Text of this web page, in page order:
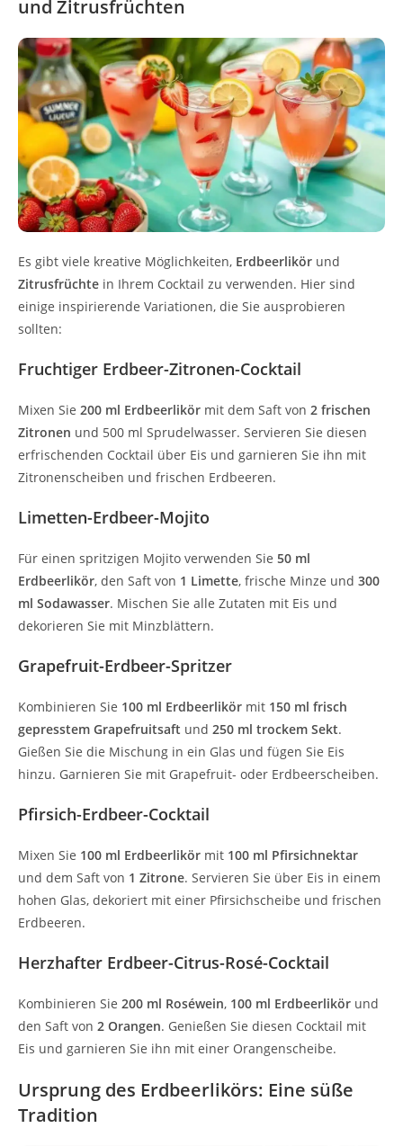
und Zitrusfrüchten
Es gibt viele kreative Möglichkeiten, Erdbeerlikör und
Zitrusfrüchte in Ihrem Cocktail zu verwenden. Hier sind
einige inspirierende Variationen, die Sie ausprobieren
sollten:
Fruchtiger Erdbeer-Zitronen-Cocktail
Mixen Sie 200 ml Erdbeerlikör mit dem Saft von 2 frischen
Zitronen und 500 ml Sprudelwasser. Servieren Sie diesen
erfrischenden Cocktail über Eis und garnieren Sie ihn mit
Zitronenscheiben und frischen Erdbeeren.
Limetten-Erdbeer-Mojito
Für einen spritzigen Mojito verwenden Sie 50 ml
Erdbeerlikör, den Saft von 1 Limette, frische Minze und 300
ml Sodawasser. Mischen Sie alle Zutaten mit Eis und
dekorieren Sie mit Minzblättern.
Grapefruit-Erdbeer-Spritzer
Kombinieren Sie 100 ml Erdbeerlikör mit 150 ml frisch
gepresstem Grapefruitsaft und 250 ml trockem Sekt.
Gießen Sie die Mischung in ein Glas und fügen Sie Eis
hinzu. Garnieren Sie mit Grapefruit- oder Erdbeerscheiben.
Pfirsich-Erdbeer-Cocktail
Mixen Sie 100 ml Erdbeerlikör mit 100 ml Pfirsichnektar
und dem Saft von 1 Zitrone. Servieren Sie über Eis in einem
hohen Glas, dekoriert mit einer Pfirsichscheibe und frischen
Erdbeeren.
Herzhafter Erdbeer-Citrus-Rosé-Cocktail
Kombinieren Sie 200 ml Roséwein, 100 ml Erdbeerlikör und
den Saft von 2 Orangen. Genießen Sie diesen Cocktail mit
Eis und garnieren Sie ihn mit einer Orangenscheibe.
Ursprung des Erdbeerlikörs: Eine süße
Tradition